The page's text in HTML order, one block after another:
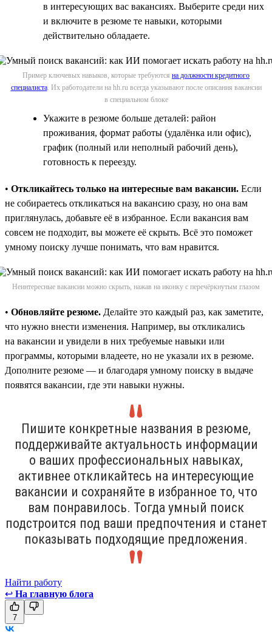
в интересующих вас вакансиях. Выберите среди них
и включите в резюме те навыки, которыми
действительно обладаете.
Пример ключевых навыков, которые требуются на должности кредитного
специалиста. Их работодатели на hh.ru всегда указывают после описания вакансии
в специальном блоке
Укажите в резюме больше деталей: район
проживания, формат работы (удалёнка или офис),
график (полный или неполный рабочий день),
готовность к переезду.
• Откликайтесь только на интересные вам вакансии. Если
не собираетесь откликаться на вакансию сразу, но она вам
приглянулась, добавьте её в избранное. Если вакансия вам
совсем не подходит, вы можете её скрыть. Всё это поможет
умному поиску лучше понимать, что вам нравится.
Неинтересные вакансии можно скрыть, нажав на иконку с перечёркнутым глазом
• Обновляйте резюме. Делайте это каждый раз, как заметите,
что нужно внести изменения. Например, вы откликались
на вакансии и увидели в них требуемые навыки или
программы, которыми владеете, но не указали их в резюме.
Дополните резюме — и благодаря умному поиску в выдаче
появятся вакансии, где эти навыки нужны.
Пишите конкретные названия в резюме,
поддерживайте актуальность информации
о ваших профессиональных навыках,
активнее откликайтесь на интересующие
вакансии и сохраняйте в избранное то, что
вам понравилось. Тогда умный поиск
подстроится под ваши предпочтения и станет
показывать подходящие предложения.
Найти работу
↩ На главную блога
7